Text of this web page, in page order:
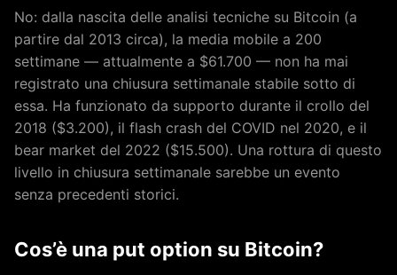
No: dalla nascita delle analisi tecniche su Bitcoin (a
partire dal 2013 circa), la media mobile a 200
settimane — attualmente a $61.700 — non ha mai
registrato una chiusura settimanale stabile sotto di
essa. Ha funzionato da supporto durante il crollo del
2018 ($3.200), il flash crash del COVID nel 2020, e il
bear market del 2022 ($15.500). Una rottura di questo
livello in chiusura settimanale sarebbe un evento
senza precedenti storici.
Cos’è una put option su Bitcoin?